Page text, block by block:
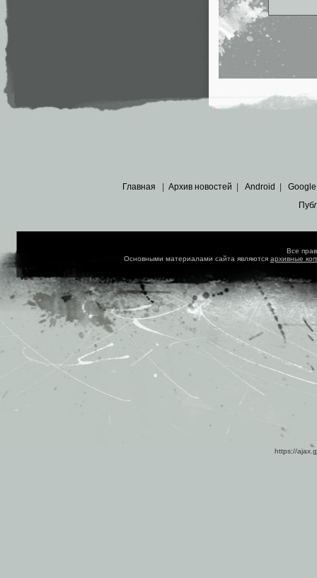
Главная | Архив новостей | Android | Google
Все
Основными материалами сайта являются архивные
https://